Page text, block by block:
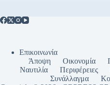
Επικοινωνία
Άποψη
Οικονομία
Ναυτιλία
Περιφέρειες
Συνάλλαγμα